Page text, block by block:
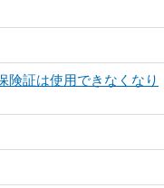
険証は使用できなくなり